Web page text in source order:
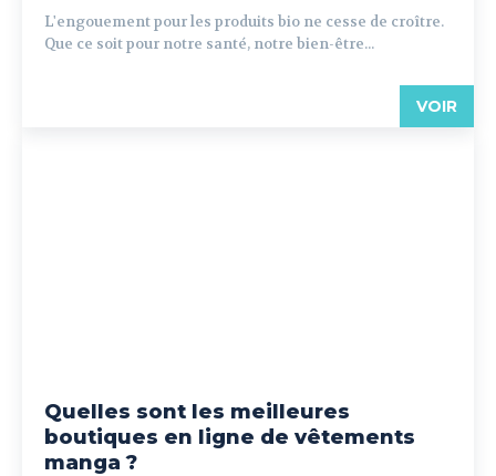
L'engouement pour les produits bio ne cesse de croître.
Que ce soit pour notre santé, notre bien-être...
VOIR
Quelles sont les meilleures
boutiques en ligne de vêtements
manga ?